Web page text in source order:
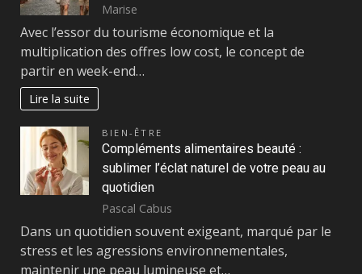
Marise
Avec l’essor du tourisme économique et la
multiplication des offres low cost, le concept de
partir en week-end…
Lire la suite
BIEN-ÊTRE
Compléments alimentaires beauté :
sublimer l’éclat naturel de votre peau au
quotidien
Pascal Cabus
Dans un quotidien souvent exigeant, marqué par le
stress et les agressions environnementales,
maintenir une peau lumineuse et…